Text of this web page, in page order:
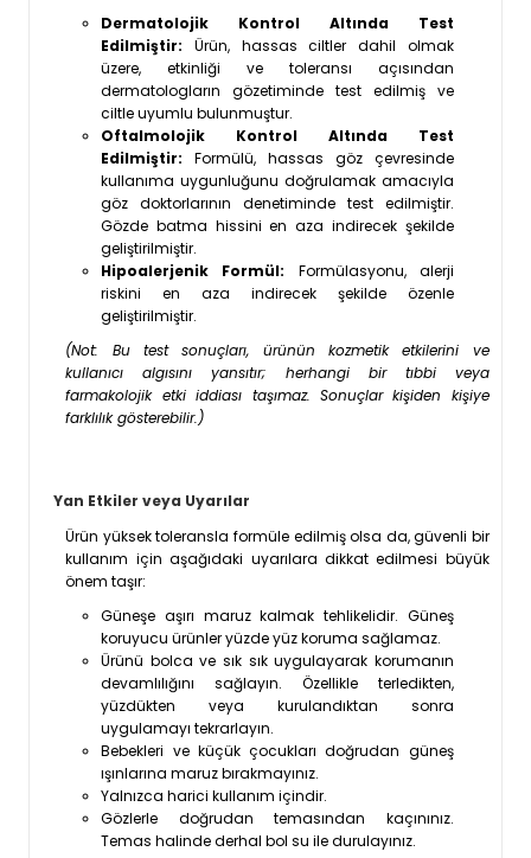
Dermatolojik Kontrol Altında Test
Edilmiştir: Ürün, hassas ciltler dahil olmak
üzere, etkinliği ve toleransı açısından
dermatologların gözetiminde test edilmiş ve
ciltle uyumlu bulunmuştur.
Oftalmolojik Kontrol Altında Test
Edilmiştir: Formülü, hassas göz çevresinde
kullanıma uygunluğunu doğrulamak amacıyla
göz doktorlarının denetiminde test edilmiştir.
Gözde batma hissini en aza indirecek şekilde
geliştirilmiştir.
Hipoalerjenik Formül: Formülasyonu, alerji
riskini en aza indirecek şekilde özenle
geliştirilmiştir.
(Not: Bu test sonuçları, ürünün kozmetik etkilerini ve
kullanıcı algısını yansıtır; herhangi bir tıbbi veya
farmakolojik etki iddiası taşımaz. Sonuçlar kişiden kişiye
farklılık gösterebilir.)
Yan Etkiler veya Uyarılar
Ürün yüksek toleransla formüle edilmiş olsa da, güvenli bir
kullanım için aşağıdaki uyarılara dikkat edilmesi büyük
önem taşır:
Güneşe aşırı maruz kalmak tehlikelidir. Güneş
koruyucu ürünler yüzde yüz koruma sağlamaz.
Ürünü bolca ve sık sık uygulayarak korumanın
devamlılığını sağlayın. Özellikle terledikten,
yüzdükten veya kurulandıktan sonra
uygulamayı tekrarlayın.
Bebekleri ve küçük çocukları doğrudan güneş
ışınlarına maruz bırakmayınız.
Yalnızca harici kullanım içindir.
Gözlerle doğrudan temasından kaçınınız.
Temas halinde derhal bol su ile durulayınız.